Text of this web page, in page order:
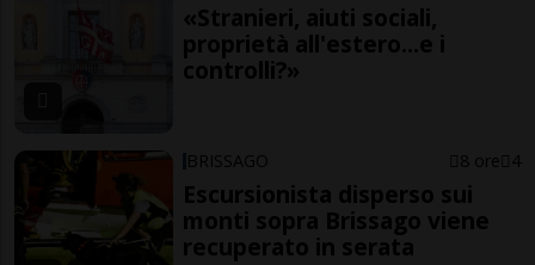
«Stranieri, aiuti sociali,
proprietà all'estero...e i
controlli?»
BRISSAGO 8 ore 4
Escursionista disperso sui
monti sopra Brissago viene
recuperato in serata